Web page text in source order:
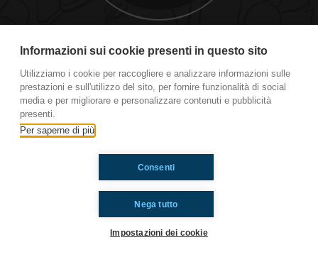
#cg Minecraft, ultime news
Ti è piaciuto? Condividilo!
Informazioni sui cookie presenti in questo sito
Utilizziamo i cookie per raccogliere e analizzare informazioni sulle
prestazioni e sull'utilizzo del sito, per fornire funzionalità di social
media e per migliorare e personalizzare contenuti e pubblicità
presenti.
Per saperne di più
Nega tutto
Consenti
Impostazioni dei cookie